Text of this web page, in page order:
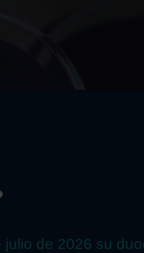
de 2026 su